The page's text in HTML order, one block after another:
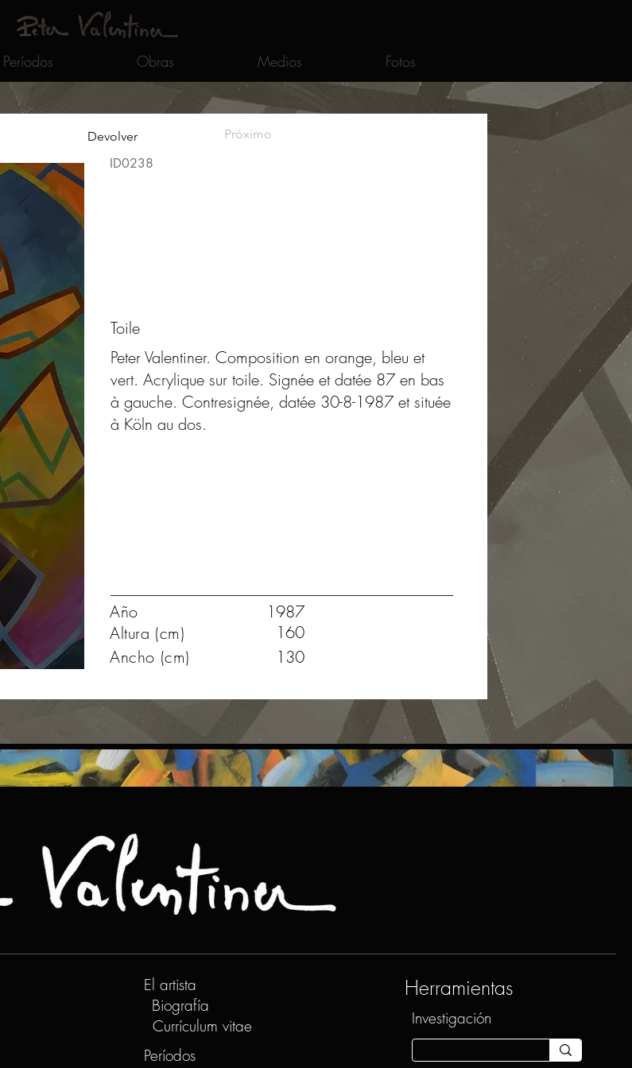
Períodos Obras Medios Fotos
Devolver Próximo
ID0238
Toile
Peter Valentiner. Composition en orange, bleu et
vert. Acrylique sur toile. Signée et datée 87 en bas
à gauche. Contresignée, datée 30-8-1987 et située
à Köln au dos.
Año
1987
Altura (cm)
160
Ancho (cm)
130
El artista
Biografía
Currículum vitae
Períodos
Herramientas
Investigación